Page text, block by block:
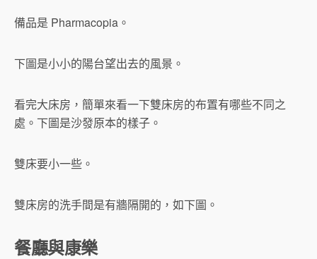
備品是 Pharmacopia。
下圖是小小的陽台望出去的風景。
看完大床房，簡單來看一下雙床房的布置有哪些不同之
處。下圖是沙發原本的樣子。
雙床要小一些。
雙床房的洗手間是有牆隔開的，如下圖。
餐廳與康樂